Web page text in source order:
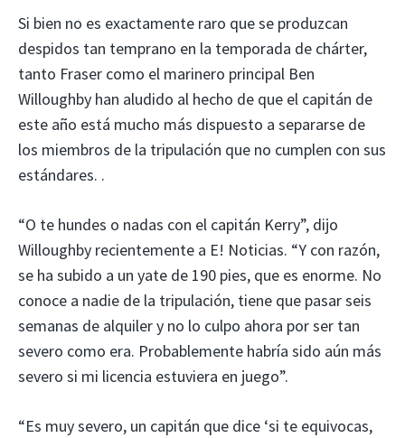
Si bien no es exactamente raro que se produzcan
despidos tan temprano en la temporada de chárter,
tanto Fraser como el marinero principal Ben
Willoughby han aludido al hecho de que el capitán de
este año está mucho más dispuesto a separarse de
los miembros de la tripulación que no cumplen con sus
estándares. .
“O te hundes o nadas con el capitán Kerry”, dijo
Willoughby recientemente a E! Noticias. “Y con razón,
se ha subido a un yate de 190 pies, que es enorme. No
conoce a nadie de la tripulación, tiene que pasar seis
semanas de alquiler y no lo culpo ahora por ser tan
severo como era. Probablemente habría sido aún más
severo si mi licencia estuviera en juego”.
“Es muy severo, un capitán que dice ‘si te equivocas,